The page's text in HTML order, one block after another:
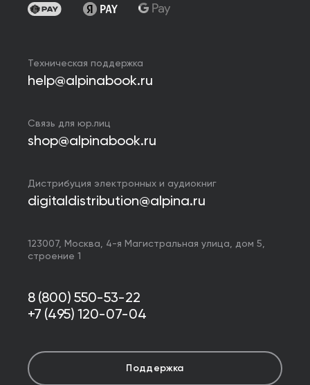
Техническая поддержка
help@alpinabook.ru
Связь для юр.лиц
shop@alpinabook.ru
Дистрибуция электронных и аудиокниг
digitaldistribution@alpina.ru
123007, Москва
4-я Магистральная улица, дом 5,
строение 1
8 (800) 550-53-22
+7 (495) 120-07-04
Поддержка